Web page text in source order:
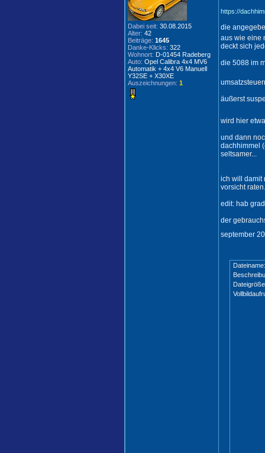
Dabei seit: 30.08.2015
Alter: 42
Beiträge: 1645
Danke-Klicks: 322
Wohnort: D-01454 Radeberg
Auto: Opel Calibra 4x4 MV6
Automatik + 4x4 V6 Manuell
Y32SE + X30XE
Auszeichnungen: 1
https://
die
aus wie eine
deckt sich
die 5088 im
äußerst
wird hier
und dann
dachhimmel
seltsamer...
ich will damit
vorsicht
edit: hab
der
september
Dateiname: